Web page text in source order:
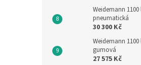
Weidemann 1100
pneumatická
30 300 Kč
Weidemann
gumová
27 575 Kč